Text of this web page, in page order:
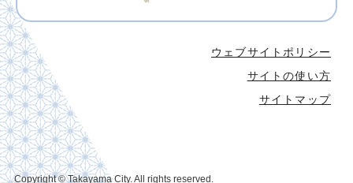
ウェブサイトポリシー
サイトの使い方
サイトマップ
Copyright © Takayama City. All rights reserved.